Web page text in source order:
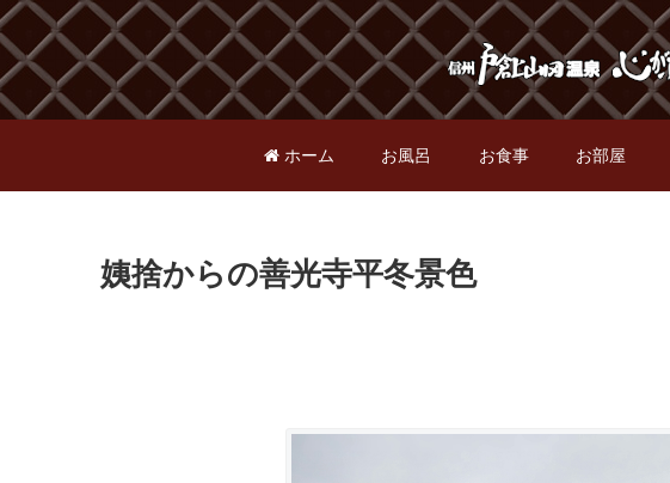
ホーム お風呂 お食事 お部屋
姨捨からの善光寺平冬景色